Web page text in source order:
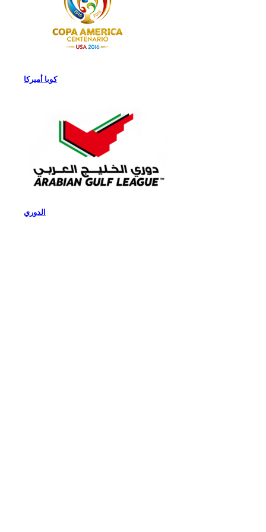
كوبا أميركا
الدوري